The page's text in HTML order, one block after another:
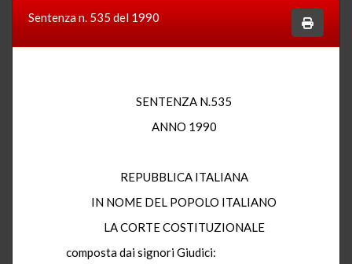
Sentenza n. 535 del 1990
SENTENZA N.535
ANNO 1990
REPUBBLICA ITALIANA
IN NOME DEL POPOLO ITALIANO
LA CORTE COSTITUZIONALE
composta dai signori Giudici: